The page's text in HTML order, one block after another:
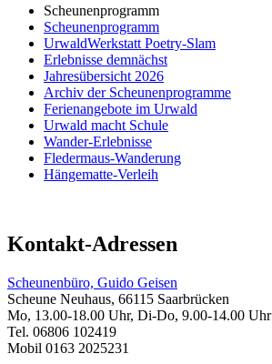
Scheunenprogramm
Scheunenprogramm
UrwaldWerkstatt Poetry-Slam
Erlebnisse demnächst
Jahresübersicht 2026
Archiv der Scheunenprogramme
Ferienangebote im Urwald
Urwald macht Schule
Wander-Erlebnisse
Fledermaus-Wanderung
Hängematte-Verleih
Kontakt-Adressen
Scheunenbüro, Guido Geisen
Scheune Neuhaus, 66115 Saarbrücken
Mo, 13.00-18.00 Uhr, Di-Do, 9.00-14.00 Uhr
Tel. 06806 102419
Mobil 0163 2025231